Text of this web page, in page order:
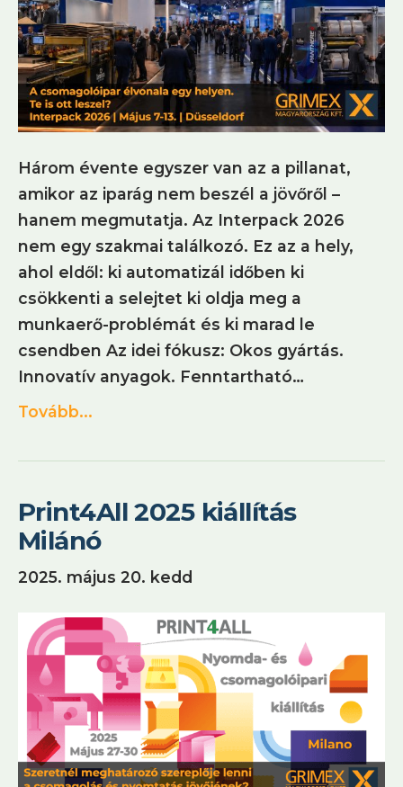
Három évente egyszer van az a pillanat,
amikor az iparág nem beszél a jövőről –
hanem megmutatja. Az Interpack 2026
nem egy szakmai találkozó. Ez az a hely,
ahol eldől: ki automatizál időben ki
csökkenti a selejtet ki oldja meg a
munkaerő-problémát és ki marad le
csendben Az idei fókusz: Okos gyártás.
Innovatív anyagok. Fenntartható…
Tovább...
Print4All 2025 kiállítás
Milánó
2025. május 20. kedd